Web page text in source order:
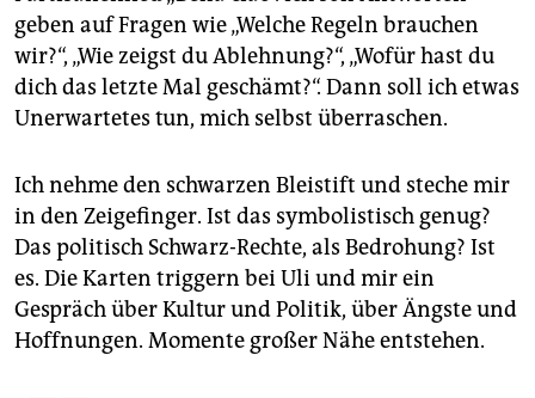
geben auf Fragen wie „Welche Regeln brauchen
wir?“, „Wie zeigst du Ablehnung?“, „Wofür hast du
dich das letzte Mal geschämt?“. Dann soll ich etwas
Unerwartetes tun, mich selbst überraschen.
Ich nehme den schwarzen Bleistift und steche mir
in den Zeigefinger. Ist das symbolistisch genug?
Das politisch Schwarz-Rechte, als Bedrohung? Ist
es. Die Karten triggern bei Uli und mir ein
Gespräch über Kultur und Politik, über Ängste und
Hoffnungen. Momente großer Nähe entstehen.